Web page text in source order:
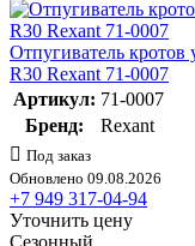
Отпугиватель кротов
R30 Rexant 71-0007
Артикул: 71-0007
Бренд:
Rexant
Под заказ
Обновлено 09.08.2026
+7 949 317-04-94
Уточнить цену
Сезонный